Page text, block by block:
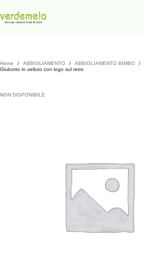
Home / ABBIGLIAMENTO / ABBIGLIAMENTO BIMBO /
Giubotto in velluto con logo sul retro
NON DISPONIBILE